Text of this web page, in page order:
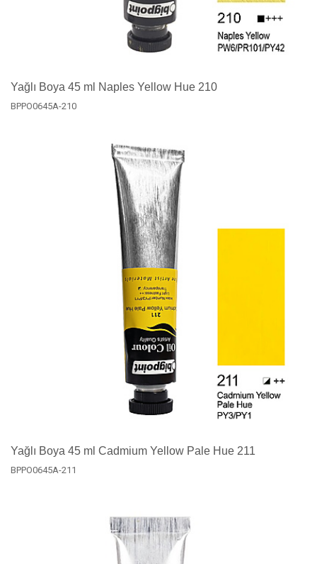
Yağlı Boya 45 ml Naples Yellow Hue 210
BPPO0645A-210
Yağlı Boya 45 ml Cadmium Yellow Pale Hue 211
BPPO0645A-211